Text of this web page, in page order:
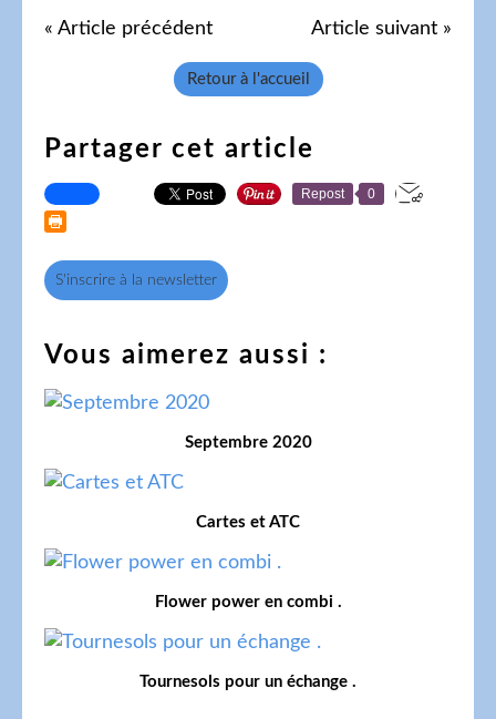
« Article précédent Article suivant »
Retour à l'accueil
Partager cet article
Repost 0
S'inscrire à la newsletter
Vous aimerez aussi :
Septembre 2020
Cartes et ATC
Flower power en combi .
Tournesols pour un échange .